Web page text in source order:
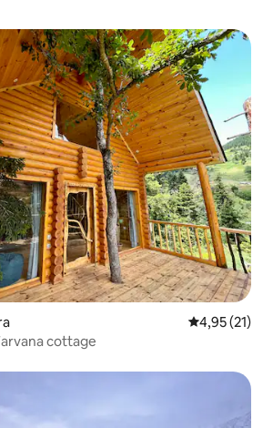
4,95 av 5 i
4,95 (21)
cottage